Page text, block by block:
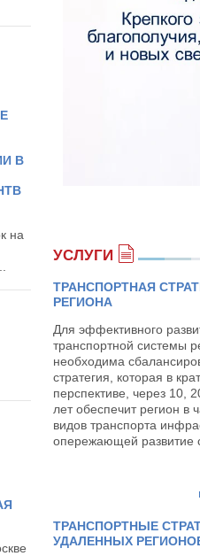
В
на
УСЛУГИ
ТРАНСПОРТНАЯ
РЕГИОНА
Для эффективного
транспортной системы
необходима
стратегия, которая в
перспективе, через 10,
лет обеспечит регион в
видов транспорта
опережающей развитие
ТРАНСПОРТНЫЕ
УДАЛЕННЫХ